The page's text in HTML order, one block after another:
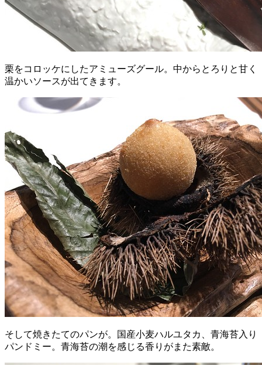
栗をコロッケにしたアミューズグール。中からとろりと甘く
温かいソースが出てきます。
そして焼きたてのパンが。国産小麦ハルユタカ、青海苔入り
パンドミー。青海苔の潮を感じる香りがまた素敵。